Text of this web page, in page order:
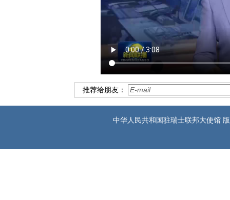
推荐给朋友：
中华人民共和国驻瑞士联邦大使馆